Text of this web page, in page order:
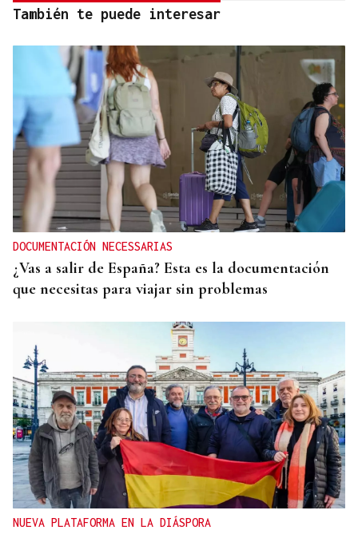
También te puede interesar
DOCUMENTACIÓN NECESSARIAS
¿Vas a salir de España? Esta es la documentación
que necesitas para viajar sin problemas
NUEVA PLATAFORMA EN LA DIÁSPORA